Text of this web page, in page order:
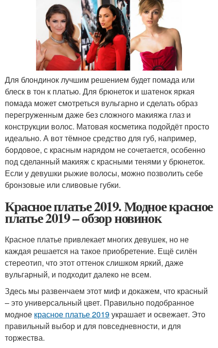
Для блондинок лучшим решением будет помада или
блеск в тон к платью. Для брюнеток и шатенок яркая
помада может смотреться вульгарно и сделать образ
перегруженным даже без сложного макияжа глаз и
конструкции волос. Матовая косметика подойдёт просто
идеально. А вот тёмное средство для губ, например,
бордовое, с красным нарядом не сочетается, особенно
под сделанный макияж с красными тенями у брюнеток.
Если у девушки рыжие волосы, можно позволить себе
бронзовые или сливовые губки.
Красное платье 2019. Модное красное
платье 2019 – обзор новинок
Красное платье привлекает многих девушек, но не
каждая решается на такое приобретение. Ещё силён
стереотип, что этот оттенок слишком яркий, даже
вульгарный, и подходит далеко не всем.
Здесь мы развенчаем этот миф и докажем, что красный
– это универсальный цвет. Правильно подобранное
модное красное платье 2019украшает и освежает. Это
правильный выбор и для повседневности, и для
торжества.